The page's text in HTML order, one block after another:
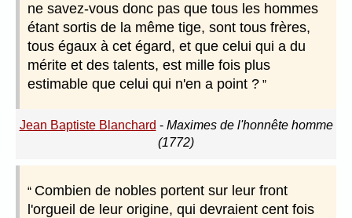
ne savez-vous donc pas que tous les hommes
étant sortis de la même tige, sont tous frères,
tous égaux à cet égard, et que celui qui a du
mérite et des talents, est mille fois plus
estimable que celui qui n'en a point ?
Jean Baptiste Blanchard - Maximes de l'honnête homme
(1772)
Combien de nobles portent sur leur front
l'orgueil de leur origine, qui devraient cent fois